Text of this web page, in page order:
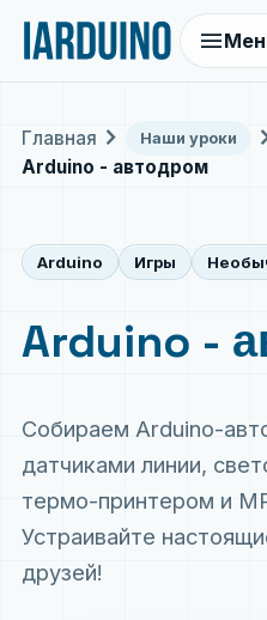
menu
Главная chevron_right Наши уроки
Arduino - автодром
Arduino Игры
Arduino -
Собираем Arduino-
датчиками линии,
термо-принтером и
Устраивайте
друзей!